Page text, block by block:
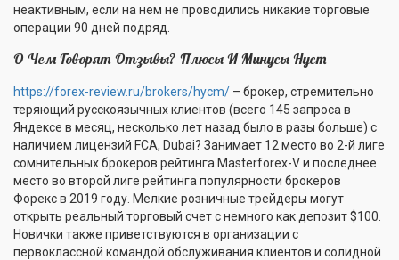
неактивным, если на нем не проводились никакие торговые
операции 90 дней подряд.
О Чем Говорят Отзывы? Плюсы И Минусы Hycm
https://forex-review.ru/brokers/hycm/ – брокер, стремительно
теряющий русскоязычных клиентов (всего 145 запроса в
Яндексе в месяц, несколько лет назад было в разы больше) с
наличием лицензий FCA, Dubai? Занимает 12 место во 2-й лиге
сомнительных брокеров рейтинга Masterforex-V и последнее
место во второй лиге рейтинга популярности брокеров
Форекс в 2019 году. Мелкие розничные трейдеры могут
открыть реальный торговый счет с немного как депозит $100.
Новички также приветствуются в организации с
первоклассной командой обслуживания клиентов и солидной